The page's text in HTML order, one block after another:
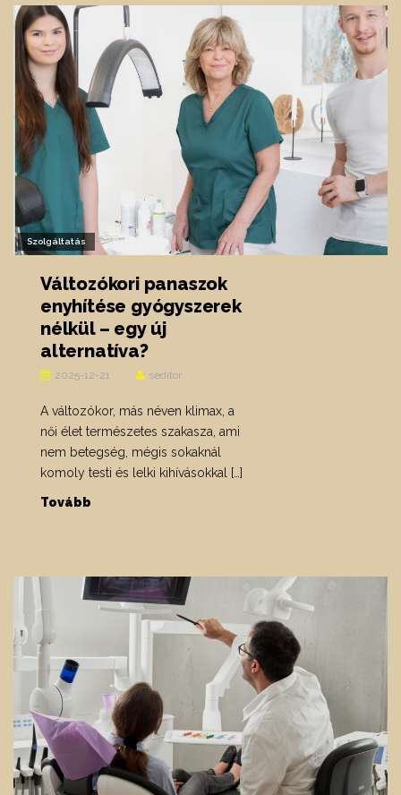
Szolgáltatás
Változókori panaszok
enyhítése gyógyszerek
nélkül – egy új
alternatíva?
2025-12-21 seditor
A változókor, más néven klimax, a
női élet természetes szakasza, ami
nem betegség, mégis sokaknál
komoly testi és lelki kihívásokkal […]
Tovább